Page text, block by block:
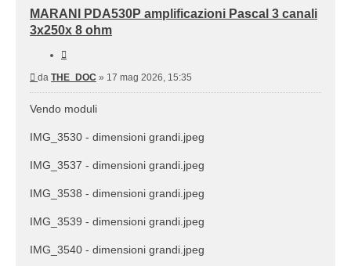
MARANI PDA530P amplificazioni Pascal 3 canali
3x250x 8 ohm
Messaggio
da THE_DOC » 17 mag 2026, 15:35
Vendo moduli
IMG_3530 - dimensioni grandi.jpeg
IMG_3537 - dimensioni grandi.jpeg
IMG_3538 - dimensioni grandi.jpeg
IMG_3539 - dimensioni grandi.jpeg
IMG_3540 - dimensioni grandi.jpeg